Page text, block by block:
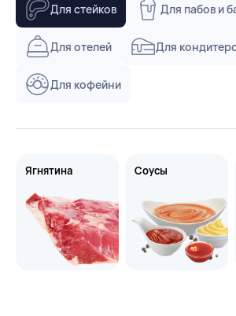
Для стейков Для пабов и
Для отелей Для
Для кофейни
Ягнятина Соусы